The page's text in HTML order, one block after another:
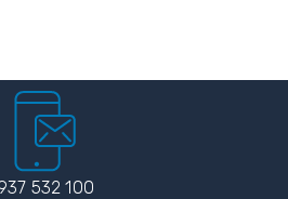
532 100